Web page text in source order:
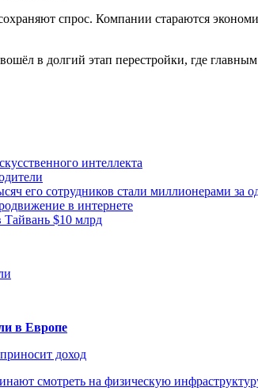
спрос. Компании стараются
в долгий этап перестройки, где
интеллекта
его сотрудников стали миллионерами за
в интернете
Тайвань $10 млрд
в Европе
доход
смотреть на физическую